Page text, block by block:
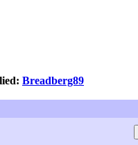
Breadberg89